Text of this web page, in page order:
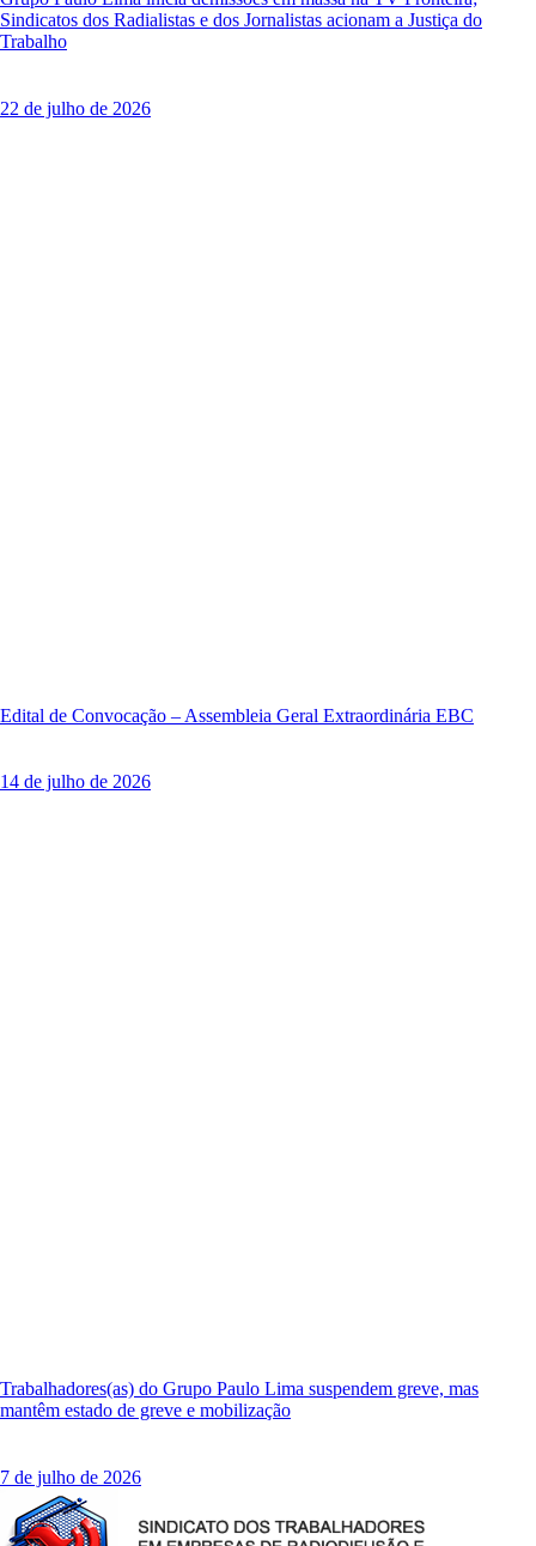
Sindicatos dos Radialistas e dos Jornalistas acionam a Justiça do
Trabalho
22 de julho de 2026
Edital de Convocação – Assembleia Geral Extraordinária EBC
14 de julho de 2026
Trabalhadores(as) do Grupo Paulo Lima suspendem greve, mas
mantêm estado de greve e mobilização
7 de julho de 2026